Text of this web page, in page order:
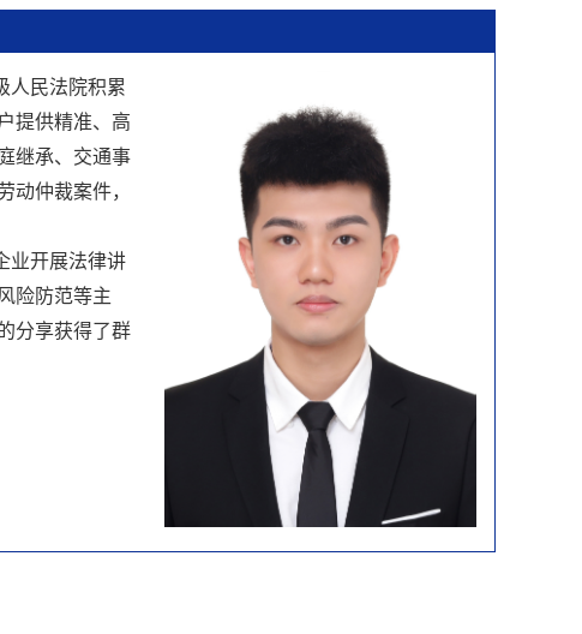
人民法院积累
提供精准、高
继承、交通事
动仲裁案件，
业开展法律讲
险防范等主
分享获得了群